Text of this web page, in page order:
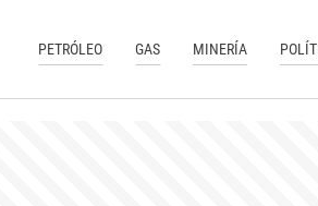
PETRÓLEO GAS MINERÍA